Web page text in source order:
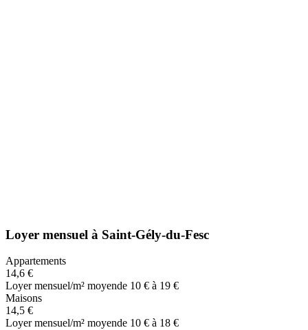
Loyer mensuel à Saint-Gély-du-Fesc
Appartements
14,6 €
Loyer mensuel/m² moyende 10 € à 19 €
Maisons
14,5 €
Loyer mensuel/m² moyende 10 € à 18 €